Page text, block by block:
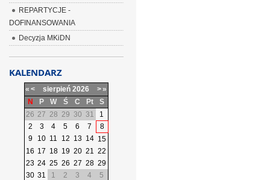
REPARTYCJE -
DOFINANSOWANIA
Decyzja MKiDN
KALENDARZ
« < sierpień 2026 >»
N
P W Ś C Pt
S
26 27 28 29 30 31
1
2
3 4 5 6 7
8
9
10 11 12 13 14 15
16 17 18 19 20 21 22
23 24 25 26 27 28 29
30 31 1 2 3 4 5